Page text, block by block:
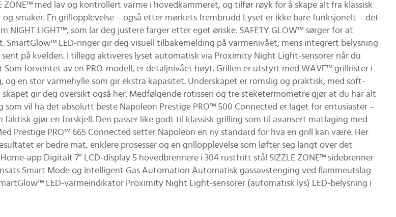
med lav og kontrollert varme i hovedkammeret, og tilfør røyk for å skape alt fra klassisk
smaker. En grillopplevelse – også etter mørkets frembrudd Lyset er ikke bare funksjonelt – det
LIGHT™, som lar deg justere farger etter eget ønske. SAFETY GLOW™ sørger for at
SmartGlow™ LED-ringer gir deg visuell tilbakemelding på varmenivået, mens integrert belysning
på kvelden. I tillegg aktiveres lyset automatisk via Proximity Night Light-sensorer når du
forventet av en PRO-modell, er detaljnivået høyt. Grillen er utstyrt med WAVE™ grillrister i
en stor varmehylle som gir ekstra kapasitet. Underskapet er romslig og praktisk, med soft-
gir deg oversikt også her. Medfølgende rotisseri og tre steketermometre gjør at du har alt
vil ha det absolutt beste Napoleon Prestige PRO™ 500 Connected er laget for entusiaster –
gjør en forskjell. Den passer like godt til klassisk grilling som til avansert matlaging med
Prestige PRO™ 665 Connected setter Napoleon en ny standard for hva en grill kan være. Her
er bedre mat, enklere prosesser og en grillopplevelse som løfter seg langt over det
app Digitalt 7” LCD-display 5 hovedbrennere i 304 rustfritt stål SIZZLE ZONE™ sidebrenner
Smart Mode og Intelligent Gas Automation Automatisk gassavstenging ved flammeutslag
LED-varmeindikator Proximity Night Light-sensorer (automatisk lys) LED-belysning i